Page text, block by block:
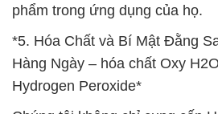
phẩm trong ứng dụng của họ.
*5. Hóa Chất và Bí Mật Đằng
Hàng Ngày – hóa chất Oxy
Hydrogen Peroxide*